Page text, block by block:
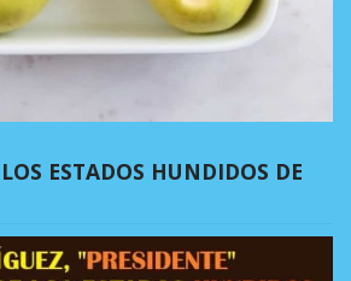
ESTADOS HUNDIDOS DE